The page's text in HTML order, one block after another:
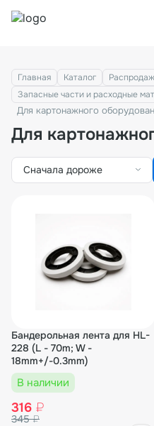
Главная Каталог
Запасные части и расходные
Для картонажного
Для
Сначала дороже
Бандерольная лента для HL-
228 (L - 70m; W -
18mm+/-0.3mm)
В наличии
316 ₽
345₽